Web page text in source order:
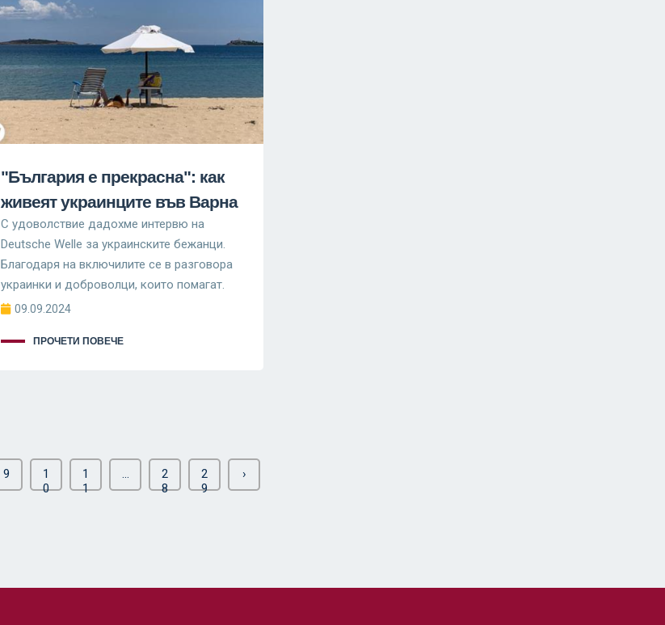
"България е прекрасна": как
живеят украинците във Варна
С удоволствие дадохме интервю на
Deutsche Welle за украинските бежанци.
Благодаря на включилите се в разговора
украинки и доброволци, които помагат.
09.09.2024
ПРОЧЕТИ ПОВЕЧЕ
9
1
0
1
1
...
2
8
2
9
›